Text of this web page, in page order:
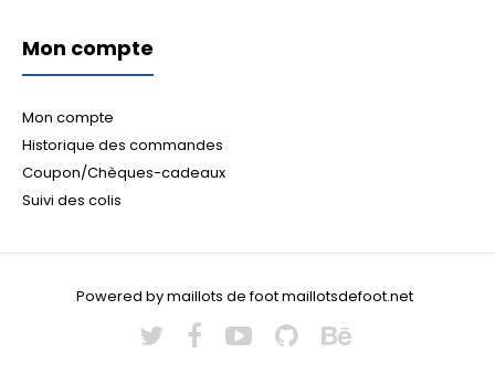
Mon compte
Mon compte
Historique des commandes
Coupon/Chèques-cadeaux
Suivi des colis
Powered by maillots de foot maillotsdefoot.net